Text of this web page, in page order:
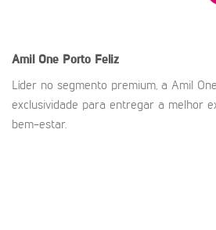
Amil One Porto Feliz
Líder no segmento premium, a Amil
exclusividade para entregar a melhor
bem-estar.